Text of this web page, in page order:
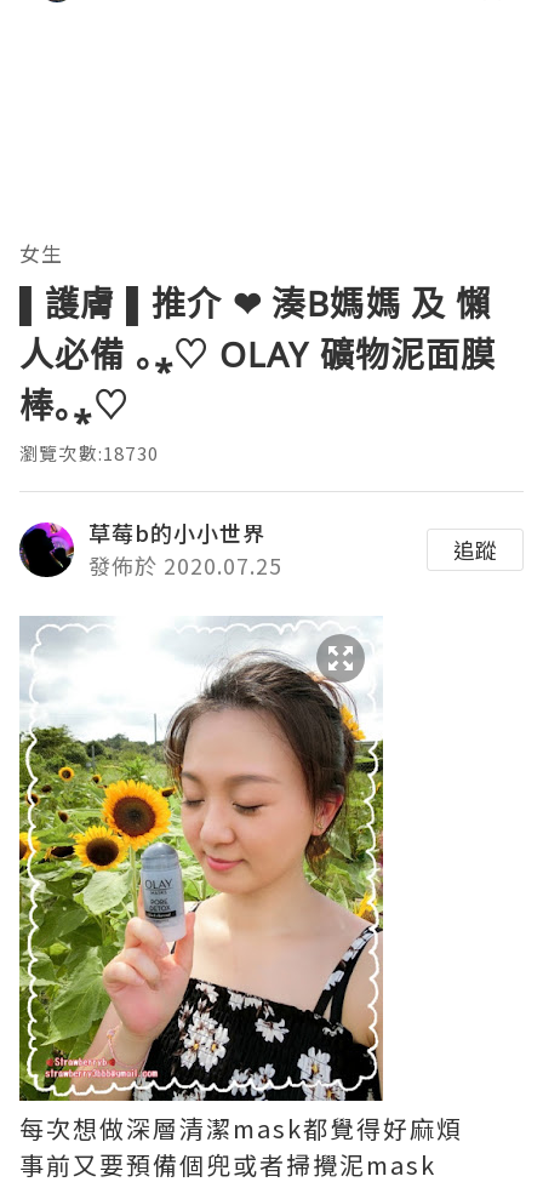
女生
▌護膚 ▌推介 ❤ 湊B媽媽 及 懶
人必備 ｡⁎♡ OLAY 礦物泥面膜
棒｡⁎♡
瀏覽次數:18730
草莓b的小小世界
發佈於 2020.07.25
追蹤
每次想做深層清潔mask都覺得好麻煩
事前又要預備個兜或者掃攪泥mask